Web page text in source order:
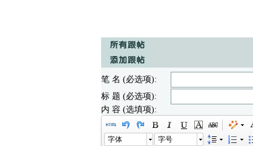
笔 名 (必选项):
标 题 (必选项):
内 容 (选填项):
字体 字号